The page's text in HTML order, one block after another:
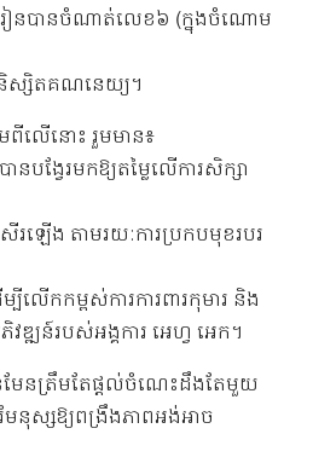
ៀនបានចំណាត់លេខ៦ (ក្នុងចំណោម
និស្សិតគណនេយ្យ។
ពីលើនោះ រួមមាន៖
នបង្វែរមកឱ្យតម្លៃលើការសិក្សា
រឡើង តាមរយៈការប្រកបមុខរបរ
ើកកម្ពស់ការការពារកុមារ និង
ឍន៍របស់អង្គការ អេហ្វ អេក។
មែនត្រឹមតែផ្តល់ចំណេះដឹងតែមួយ
មនុស្សឱ្យពង្រឹងភាពអង់អាច